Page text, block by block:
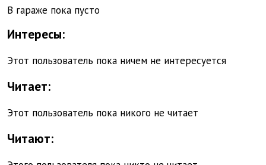
В гараже пока пусто
Интересы:
Этот пользователь пока ничем не интересуется
Читает:
Этот пользователь пока никого не читает
Читают: